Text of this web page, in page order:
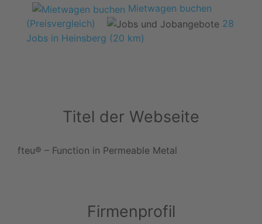
Mietwagen buchen
(Preisvergleich)
28
Jobs in Heinsberg (20 km)
Titel der Webseite
fteu® – Function in Permeable Metal
Firmenprofil